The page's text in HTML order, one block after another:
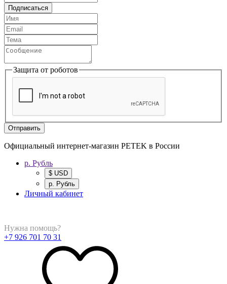
Подписаться
Защита от роботов
Отправить
Официальный интернет-магазин PETEK в России
р. Рубль
$ USD
р. Рубль
Личный кабинет
Нужна помощь?
+7 926 701 70 31